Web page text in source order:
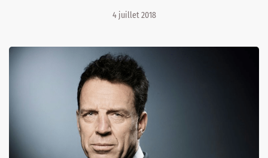
4 juillet 2018